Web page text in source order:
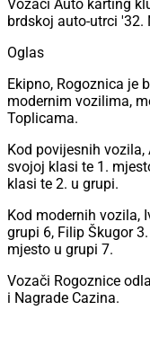
Vozači Auto karting
brdskoj auto-utrci '32.
Oglas
Ekipno, Rogoznica je
modernim vozilima,
Toplicama.
Kod povijesnih vozila,
svojoj klasi te 1.
klasi te 2. u grupi.
Kod modernih vozila,
grupi 6, Filip Škugor
mjesto u grupi 7.
Vozači Rogoznice
i Nagrade Cazina.